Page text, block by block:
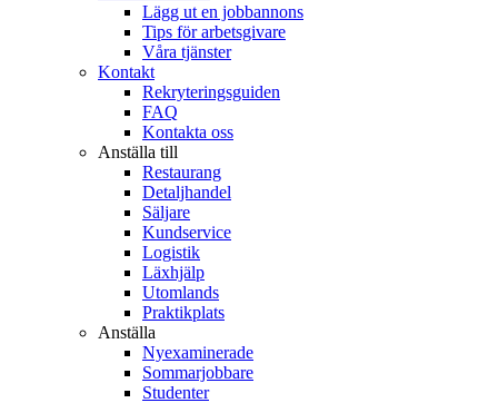
Lägg ut en jobbannons
Tips för arbetsgivare
Våra tjänster
Kontakt
Rekryteringsguiden
FAQ
Kontakta oss
Anställa till
Restaurang
Detaljhandel
Säljare
Kundservice
Logistik
Läxhjälp
Utomlands
Praktikplats
Anställa
Nyexaminerade
Sommarjobbare
Studenter